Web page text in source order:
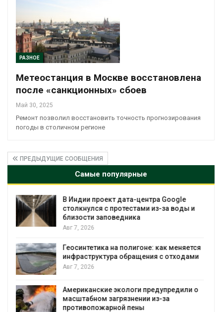
РАЗНОЕ
Метеостанция в Москве восстановлена
после «санкционных» сбоев
Май 30, 2025
Ремонт позволил восстановить точность прогнозирования
погоды в столичном регионе
ПРЕДЫДУЩИЕ СООБЩЕНИЯ
Самые популярные
Дождевая вода с крыш может помочь
городам переживать жару
Авг 7, 2026
строительство мусорных объектов и
уборку контейнерных площадок
Авг 7, 2026
Панамский канал вновь ограничивает
загрузку судов из-за дефицита пресной
воды